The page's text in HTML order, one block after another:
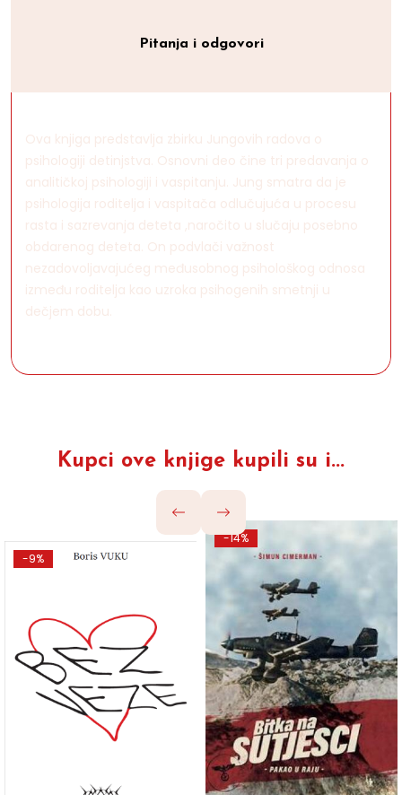
Pitanja i odgovori
Ova knjiga predstavlja zbirku Jungovih radova o
psihologiji detinjstva. Osnovni deo čine tri predavanja o
analitičkoj psihologiji i vaspitanju. Jung smatra da je
psihologija roditelja i vaspitača odlučujuća u procesu
rasta i sazrevanja deteta ,naročito u slučaju posebno
obdarenog deteta. On podvlači važnost
nezadovoljavajućeg međusobnog psihološkog odnosa
između roditelja kao uzroka psihogenih smetnji u
dečjem dobu.
Kupci ove knjige kupili su i...
-9%
-14%